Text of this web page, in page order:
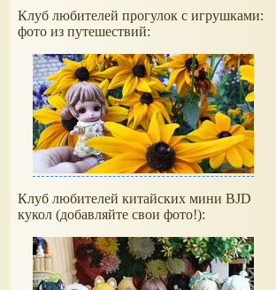
Клуб любителей прогулок с игрушками:
фото из путешествий:
Клуб любителей китайских мини BJD
кукол (добавляйте свои фото!):